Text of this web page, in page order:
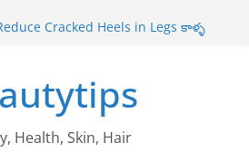
Cracked Heels in Legs కాళ్ళ
Cure White Hair to Black Hair
నల్లగా మారాలంటే
Benefits of Vavilaku వావిలాకు
Health, Skin, Hair